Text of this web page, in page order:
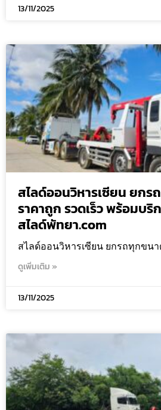
13/11/2025
สไลด์ออนวิหารเซียน ยก
ราคาถูก รวดเร็ว พร้อมบริ
สไลด์พัทยา.com
สไลด์ออนวิหารเซียน ยกรถทุกขน
ดูเพิ่มเติม »
13/11/2025